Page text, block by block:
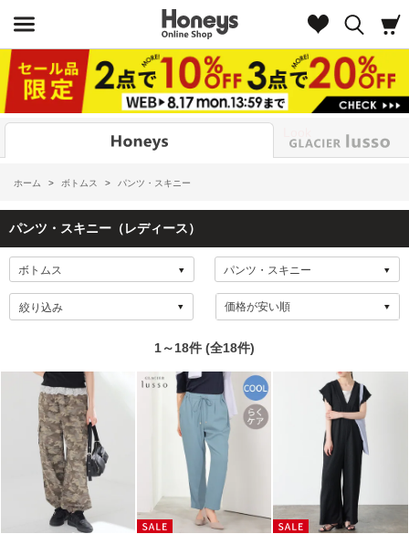
ホーム > ボトムス > パンツ・スキニー
パンツ・スキニー（レディース）
絞り込み
1～18件 (全18件)